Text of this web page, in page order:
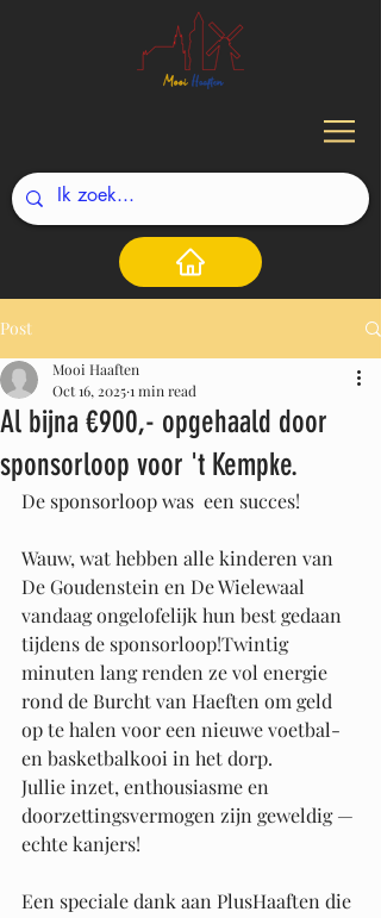
Post
Al bijna €900,- opgehaald door
sponsorloop voor 't Kempke.
Mooi Haaften
Oct 16, 20251 min read
De sponsorloop was  een succes!
Wauw, wat hebben alle kinderen van
De Goudenstein en De Wielewaal
vandaag ongelofelijk hun best gedaan
tijdens de sponsorloop!Twintig
minuten lang renden ze vol energie
rond de Burcht van Haeften om geld
op te halen voor een nieuwe voetbal-
en basketbalkooi in het dorp.
Jullie inzet, enthousiasme en
doorzettingsvermogen zijn geweldig —
echte kanjers!
Een speciale dank aan PlusHaaften die